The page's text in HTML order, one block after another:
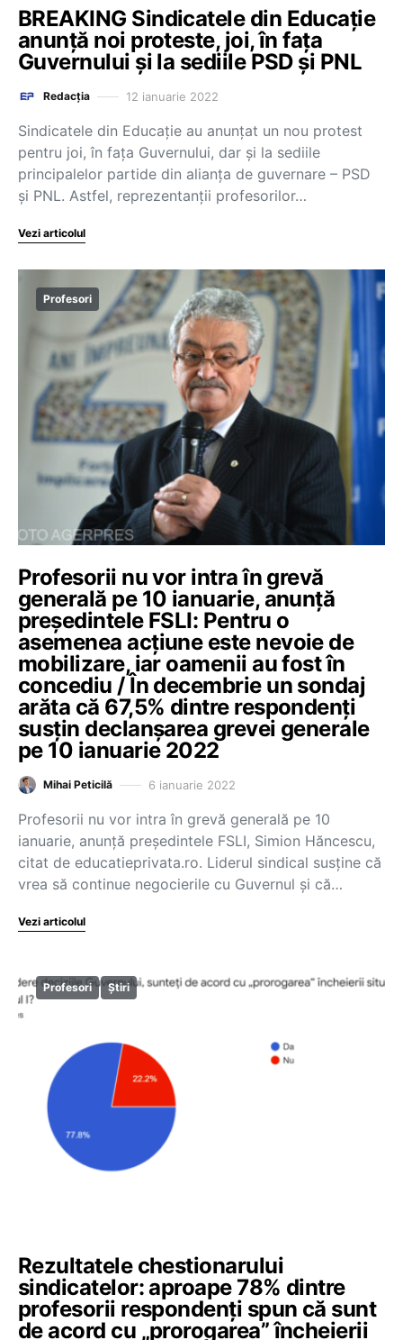
BREAKING Sindicatele din Educație
anunță noi proteste, joi, în fața
Guvernului și la sediile PSD și PNL
Redacția 12 ianuarie 2022
Sindicatele din Educație au anunțat un nou protest
pentru joi, în fața Guvernului, dar și la sediile
principalelor partide din alianța de guvernare – PSD
și PNL. Astfel, reprezentanții profesorilor…
Vezi articolul
Profesori
Profesorii nu vor intra în grevă
generală pe 10 ianuarie, anunță
președintele FSLI: Pentru o
asemenea acțiune este nevoie de
mobilizare, iar oamenii au fost în
concediu / În decembrie un sondaj
arăta că 67,5% dintre respondenți
susțin declanșarea grevei generale
pe 10 ianuarie 2022
Mihai Peticilă 6 ianuarie 2022
Profesorii nu vor intra în grevă generală pe 10
ianuarie, anunță președintele FSLI, Simion Hăncescu,
citat de educatieprivata.ro. Liderul sindical susține că
vrea să continue negocierile cu Guvernul și că…
Vezi articolul
Profesori Știri
Rezultatele chestionarului
sindicatelor: aproape 78% dintre
profesorii respondenți spun că sunt
de acord cu „prorogarea” încheierii